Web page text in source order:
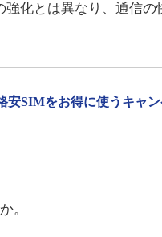
強化とは異なり、通信の
安SIMをお得に使うキャ
。